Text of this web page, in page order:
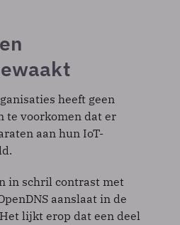
heeft geen
te voorkomen dat er
aan hun IoT-
in schril contrast met
aanslaat in de
lijkt erop dat een deel